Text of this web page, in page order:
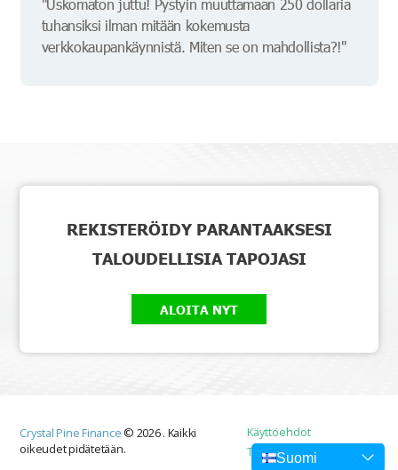
Suomi
"Uskomaton juttu! Pystyin muuttamaan 250 dollaria
tuhansiksi ilman mitään kokemusta
verkkokaupankäynnistä. Miten se on mahdollista?!"
REKISTERÖIDY PARANTAAKSESI
TALOUDELLISIA TAPOJASI
ALOITA NYT
Crystal Pine Finance © 2026. Kaikki
oikeudet pidätetään.
Käyttöehdot
Tietosuojakäytäntö